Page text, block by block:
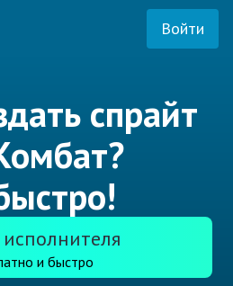
Войти
спрайт
и быстро